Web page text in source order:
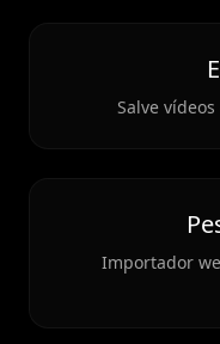
Salve
Importador